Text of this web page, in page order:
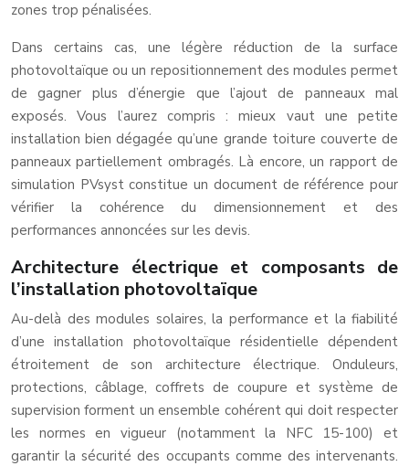
zones trop pénalisées.
Dans certains cas, une légère réduction de la surface
photovoltaïque ou un repositionnement des modules permet
de gagner plus d’énergie que l’ajout de panneaux mal
exposés. Vous l’aurez compris : mieux vaut une petite
installation bien dégagée qu’une grande toiture couverte de
panneaux partiellement ombragés. Là encore, un rapport de
simulation PVsyst constitue un document de référence pour
vérifier la cohérence du dimensionnement et des
performances annoncées sur les devis.
Architecture électrique et composants de
l’installation photovoltaïque
Au-delà des modules solaires, la performance et la fiabilité
d’une installation photovoltaïque résidentielle dépendent
étroitement de son architecture électrique. Onduleurs,
protections, câblage, coffrets de coupure et système de
supervision forment un ensemble cohérent qui doit respecter
les normes en vigueur (notamment la NFC 15-100) et
garantir la sécurité des occupants comme des intervenants.